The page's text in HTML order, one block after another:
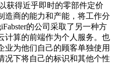
获得近乎即时的零部件定价
造商的能力和产能，将工作分
的公司采取了另一种方
计算的前端作为个人服务。也
业为他们自己的顾客单独使用
况下将自己的标识和其他个性